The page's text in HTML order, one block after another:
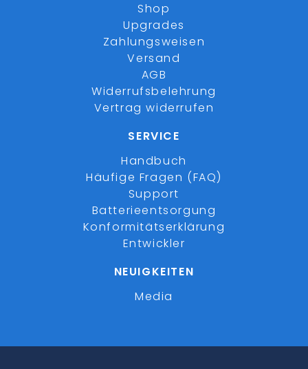
Shop
Upgrades
Zahlungsweisen
Versand
AGB
Widerrufsbelehrung
Vertrag widerrufen
SERVICE
Handbuch
Häufige Fragen (FAQ)
Support
Batterieentsorgung
Konformitätserklärung
Entwickler
NEUIGKEITEN
Media